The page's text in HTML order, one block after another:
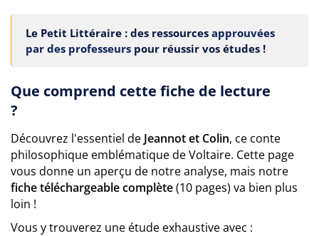
Le Petit Littéraire : des ressources approuvées
par des professeurs pour réussir vos études !
Que comprend cette fiche de lecture
?
Découvrez l'essentiel de Jeannot et Colin, ce conte
philosophique emblématique de Voltaire. Cette page
vous donne un aperçu de notre analyse, mais notre
fiche téléchargeable complète(10 pages) va bien plus
loin !
Vous y trouverez une étude exhaustive avec :